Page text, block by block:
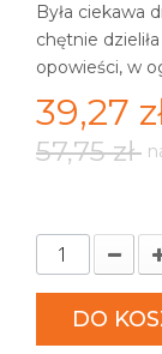
Była ciekawa
chętnie
opowieści, w
39,27
57,75 zł
DO